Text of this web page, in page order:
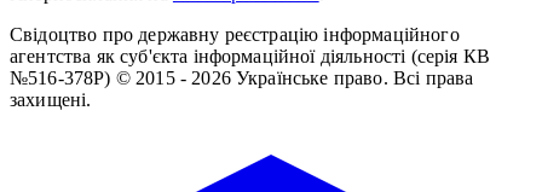
Свідоцтво про державну реєстрацію інформаційного
агентства як суб'єкта інформаційної діяльності (серія КВ
№516-378Р) © 2015 - 2026 Українське право. Всі права
захищені.